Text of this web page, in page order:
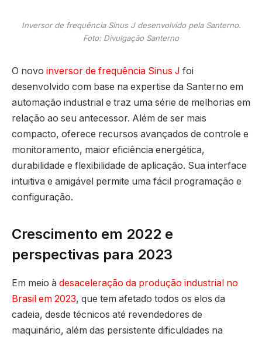
Inversor de frequência Sinus J desenvolvido pela Santerno.
Foto: Divulgação Santerno
O novo inversor de frequência Sinus J foi
desenvolvido com base na expertise da Santerno em
automação industrial e traz uma série de melhorias em
relação ao seu antecessor. Além de ser mais
compacto, oferece recursos avançados de controle e
monitoramento, maior eficiência energética,
durabilidade e flexibilidade de aplicação. Sua interface
intuitiva e amigável permite uma fácil programação e
configuração.
Crescimento em 2022 e
perspectivas para 2023
Em meio à desaceleração da produção industrial no
Brasil em 2023, que tem afetado todos os elos da
cadeia, desde técnicos até revendedores de
maquinário, além das persistente dificuldades na